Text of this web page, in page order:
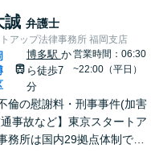
誠 弁護士
アップ法律事務所 福岡支店
博多駅 か
ら徒歩7
分
営業時間：06:30
~22:00（平日）
倫の慰謝料・刑事事件(加害
事故など】東京スタートア
務所は国内29拠点体制で全